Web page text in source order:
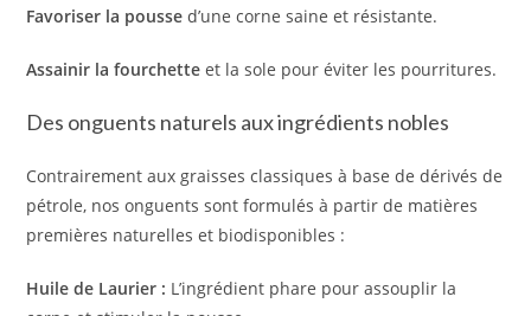
Favoriser la pousse d’une corne saine et résistante.
Assainir la fourchette et la sole pour éviter les pourritures.
Des onguents naturels aux ingrédients nobles
Contrairement aux graisses classiques à base de dérivés de
pétrole, nos onguents sont formulés à partir de matières
premières naturelles et biodisponibles :
Huile de Laurier : L’ingrédient phare pour assouplir la